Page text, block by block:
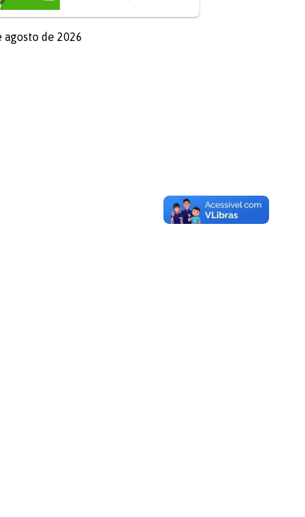
agosto de 2026